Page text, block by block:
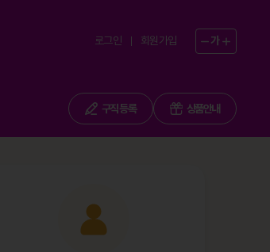
로그인 회원가입 가
구직 등록 상품안내